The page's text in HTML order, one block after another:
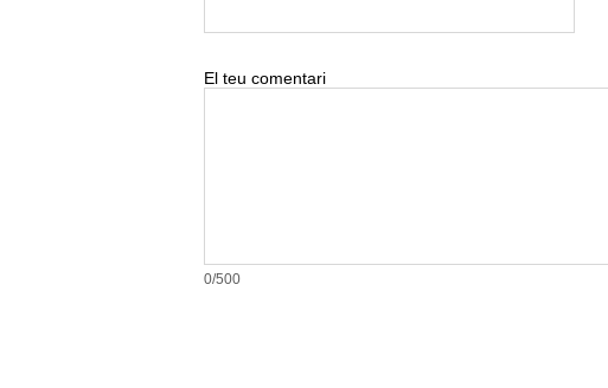
El teu comentari
0/500